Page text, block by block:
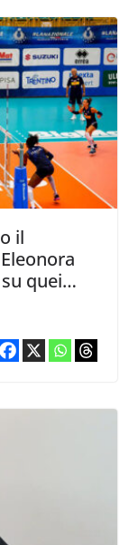
il
quei